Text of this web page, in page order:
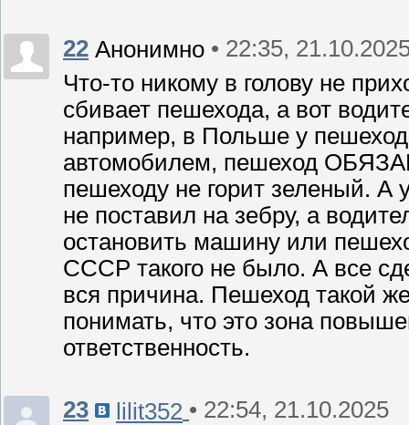
22 Анонимно • 22:35,
Что-то никому в голову не
сбивает пешехода, а вот
например, в Польше у
автомобилем, пешеход
пешеходу не горит зеленый. А
не поставил на зебру, а
остановить машину или
СССР такого не было. А все
вся причина. Пешеход такой
понимать, что это зона
ответственность.
23 lilit352 • 22:54, 21.10.2025